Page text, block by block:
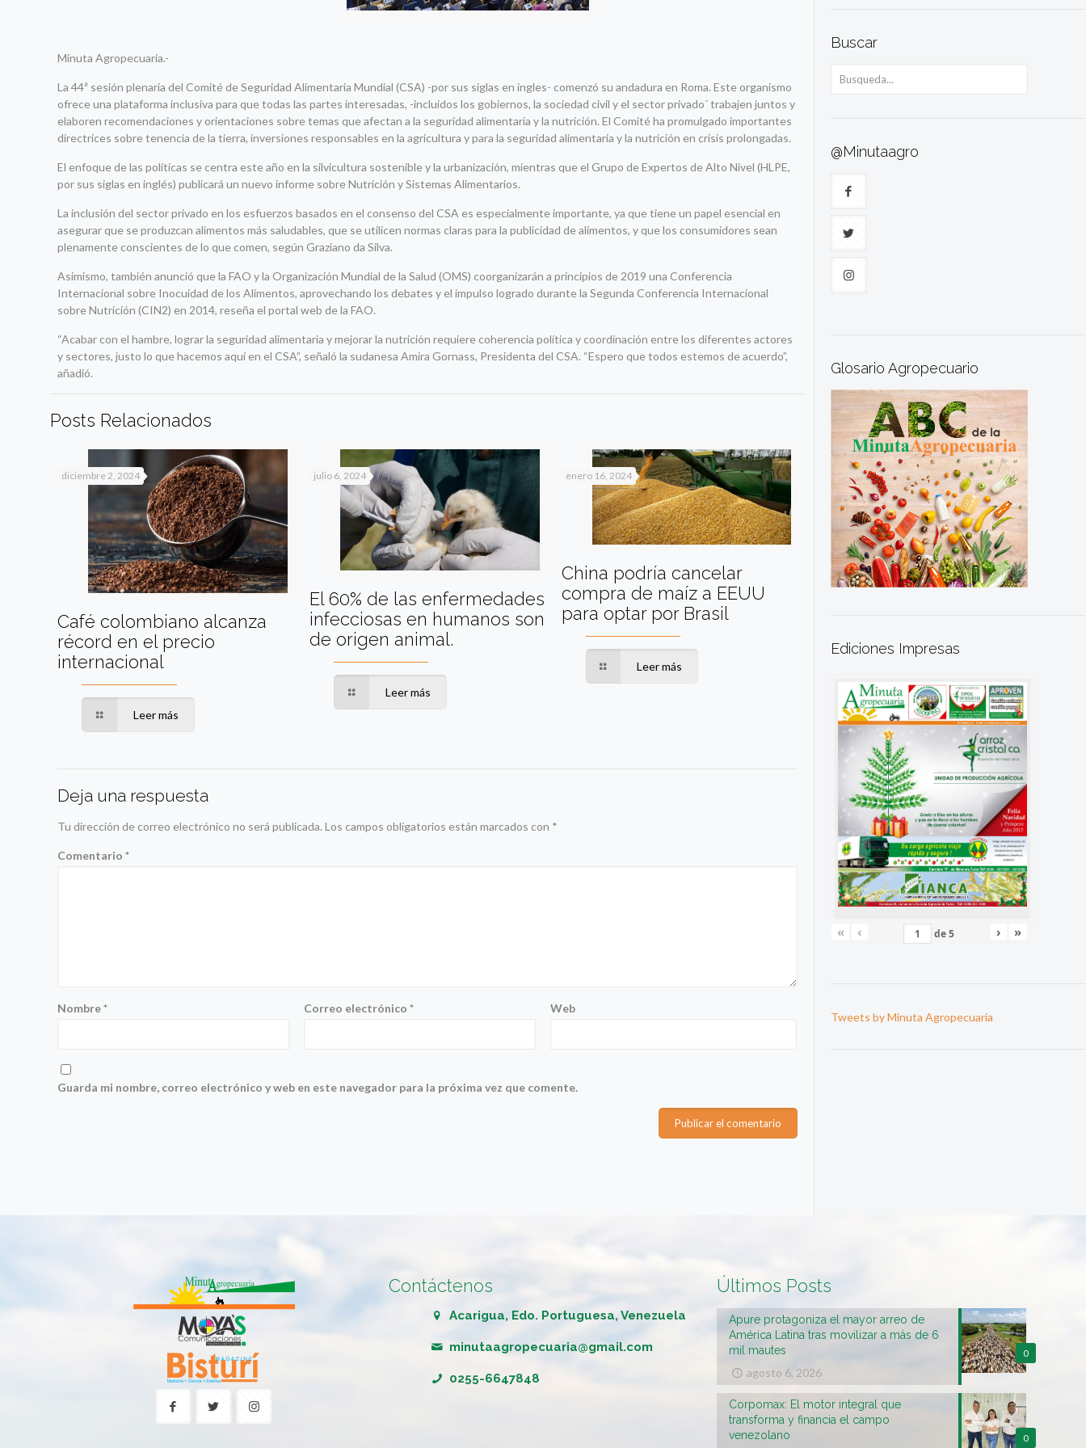
Minuta Agropecuaria.-
La 44ª sesión plenaria del Comité de Seguridad Alimentaria Mundial (CSA) -por sus siglas en ingles- comenzó su andadura en Roma. Este organismo
ofrece una plataforma inclusiva para que todas las partes interesadas, -incluidos los gobiernos, la sociedad civil y el sector privado´ trabajen juntos y
elaboren recomendaciones y orientaciones sobre temas que afectan a la seguridad alimentaria y la nutrición. El Comité ha promulgado importantes
directrices sobre tenencia de la tierra, inversiones responsables en la agricultura y para la seguridad alimentaria y la nutrición en crisis prolongadas.
El enfoque de las políticas se centra este año en la silvicultura sostenible y la urbanización, mientras que el Grupo de Expertos de Alto Nivel (HLPE,
por sus siglas en inglés) publicará un nuevo informe sobre Nutrición y Sistemas Alimentarios.
La inclusión del sector privado en los esfuerzos basados en el consenso del CSA es especialmente importante, ya que tiene un papel esencial en
asegurar que se produzcan alimentos más saludables, que se utilicen normas claras para la publicidad de alimentos, y que los consumidores sean
plenamente conscientes de lo que comen, según Graziano da Silva.
Asimismo, también anunció que la FAO y la Organización Mundial de la Salud (OMS) coorganizarán a principios de 2019 una Conferencia
Internacional sobre Inocuidad de los Alimentos, aprovechando los debates y el impulso logrado durante la Segunda Conferencia Internacional
sobre Nutrición (CIN2) en 2014, reseña el portal web de la FAO.
“Acabar con el hambre, lograr la seguridad alimentaria y mejorar la nutrición requiere coherencia política y coordinación entre los diferentes actores
y sectores, justo lo que hacemos aquí en el CSA”, señaló la sudanesa Amira Gornass, Presidenta del CSA. “Espero que todos estemos de acuerdo”,
añadió.
Posts Relacionados
diciembre 2, 2024
Café colombiano alcanza
récord en el precio
internacional
Leer más
julio 6, 2024
El 60% de las enfermedades
infecciosas en humanos son
de origen animal.
Leer más
enero 16, 2024
China podría cancelar
compra de maíz a EEUU
para optar por Brasil
Leer más
Deja una respuesta
Tu dirección de correo electrónico no será publicada. Los campos obligatorios están marcados con *
Comentario*
Nombre* Correo electrónico* Web
Guarda mi nombre, correo electrónico y web en este navegador para la próxima vez que comente.
Buscar
@Minutaagro
Glosario Agropecuario
Ediciones Impresas
« ‹ de5 › »
Tweets by Minuta Agropecuaria
Contáctenos
Acarigua, Edo. Portuguesa, Venezuela
minutaagropecuaria@gmail.com
0255-6647848
Últimos Posts
0
Apure protagoniza el mayor arreo de
América Latina tras movilizar a más de 6
mil mautes
agosto 6, 2026
0
Corpomax: El motor integral que
transforma y financia el campo
venezolano